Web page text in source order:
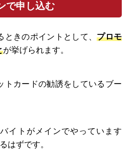
で申し込む
ときのポイントとして、プロモ
が挙げられます。
トカードの勧誘をしているブー
イトがメインでやっています
はずです。